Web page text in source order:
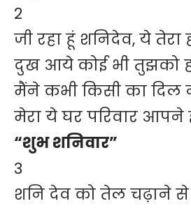
2
जी रहा हूं शनिदेव, ये तेरा
दुख आये कोई भी तुझको
मैंने कभी किसी का दिल
मेरा ये घर परिवार आपने
“शुभ शनिवार”
3
शनि देव को तेल चढ़ाने